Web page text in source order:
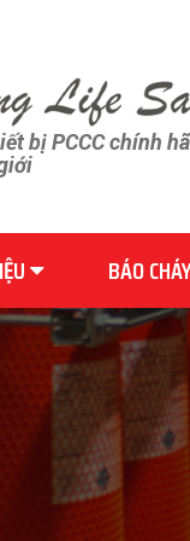
bị PCCC chính
BÁO